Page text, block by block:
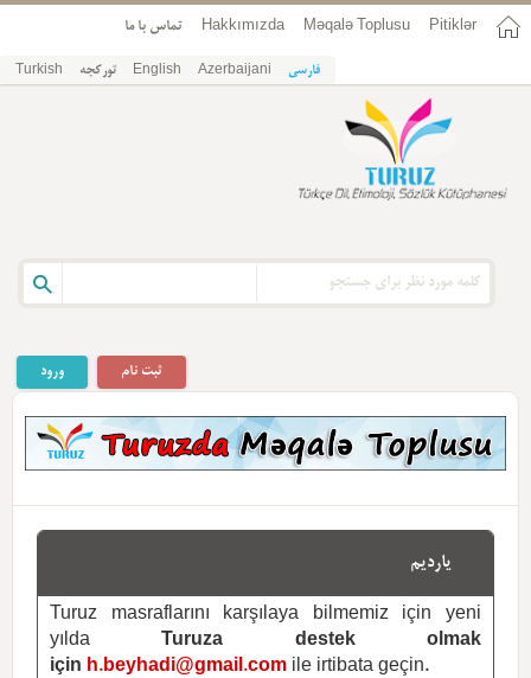
Pitiklər
Məqalə Toplusu
Hakkımızda تماس با ما
فارسی Azerbaijani
English تورکجه Turkish
ورود ثبت نام
یاردیم
Turuz masraflarını karşılaya bilmemiz için yeni
yılda
Turuza destek olmak
için h.beyhadi@gmail.com ile irtibata geçin.